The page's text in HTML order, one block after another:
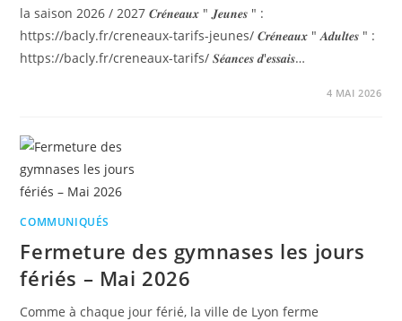
la saison 2026 / 2027 𝑪𝒓𝒆́𝒏𝒆𝒂𝒖𝒙 " 𝑱𝒆𝒖𝒏𝒆𝒔 " :
https://bacly.fr/creneaux-tarifs-jeunes/ 𝑪𝒓𝒆́𝒏𝒆𝒂𝒖𝒙 " 𝑨𝒅𝒖𝒍𝒕𝒆𝒔 " :
https://bacly.fr/creneaux-tarifs/ 𝑺𝒆́𝒂𝒏𝒄𝒆𝒔 𝒅'𝒆𝒔𝒔𝒂𝒊𝒔…
4 MAI 2026
COMMUNIQUÉS
Fermeture des gymnases les jours
fériés – Mai 2026
Comme à chaque jour férié, la ville de Lyon ferme